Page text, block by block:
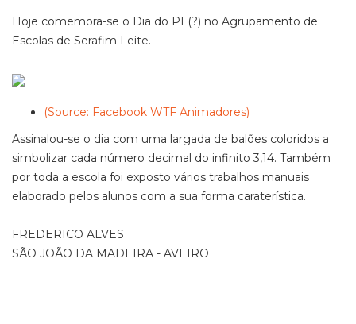
Hoje comemora-se o Dia do PI (?) no Agrupamento de
Escolas de Serafim Leite.
(Source: Facebook WTF Animadores)
Assinalou-se o dia com uma largada de balões coloridos a
simbolizar cada número decimal do infinito 3,14. Também
por toda a escola foi exposto vários trabalhos manuais
elaborado pelos alunos com a sua forma caraterística.
FREDERICO ALVES
SÃO JOÃO DA MADEIRA - AVEIRO